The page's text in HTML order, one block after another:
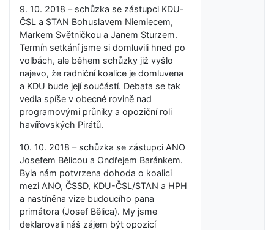
9. 10. 2018 – schůzka se zástupci KDU-
ČSL a STAN Bohuslavem Niemiecem,
Markem Světničkou a Janem Sturzem.
Termín setkání jsme si domluvili hned po
volbách, ale během schůzky již vyšlo
najevo, že radniční koalice je domluvena
a KDU bude její součástí. Debata se tak
vedla spíše v obecné rovině nad
programovými průniky a opoziční roli
havířovských Pirátů.
10. 10. 2018 – schůzka se zástupci ANO
Josefem Bělicou a Ondřejem Baránkem.
Byla nám potvrzena dohoda o koalici
mezi ANO, ČSSD, KDU-ČSL/STAN a HPH
a nastíněna vize budoucího pana
primátora (Josef Bělica). My jsme
deklarovali náš zájem být opozicí